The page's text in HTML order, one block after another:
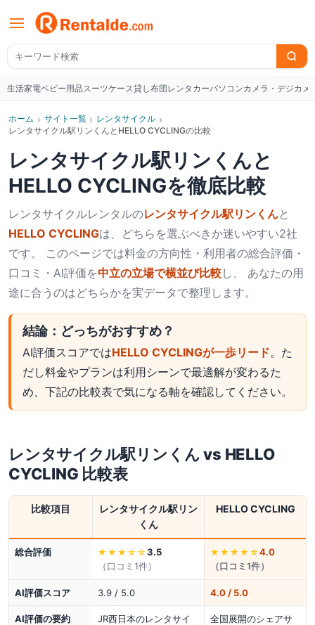
生活家電ベビー用品スーツケース貸し布団レンタカーパソコンカメラ・デジカメ
ホーム › サイト一覧 › レンタサイクル ›
レンタサイクル駅リンくんとHELLO CYCLINGの比較
レンタサイクル駅リンくん と
HELLO CYCLINGを徹底比較
レンタサイクルレンタルのレンタサイクル駅リンくんと
HELLO CYCLINGは、どちらを選ぶべきか迷いやすい2社
です。 このページでは料金の方向性・利用者の総合評価・
口コミ・AI評価を中立の立場で横並び比較し、 あなたの用
途に合うのはどちらかを実データで整理します。
結論：どっちがおすすめ？
AI評価スコアではHELLO CYCLINGが一歩リード。た
だし料金やプランは利用シーンで最適解が変わるた
め、下記の比較表で気になる軸を確認してください。
レンタサイクル駅リンくんvs HELLO
CYCLING 比較表
比較項目
レンタサイクル駅リン
くん
HELLO CYCLING
総合評価 ★★★ ☆☆ 3.5
（口コミ 1件）
★★★★ ☆ 4.0
（口コミ1件）
AI評価スコア 3.9 / 5.0 4.0 / 5.0
AI評価の要約
JR西日本のレンタサイ
全国展開のシェアサ